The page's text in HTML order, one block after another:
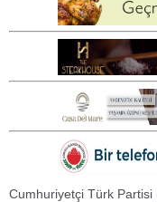
Cumhuriyetçi Türk Partisi